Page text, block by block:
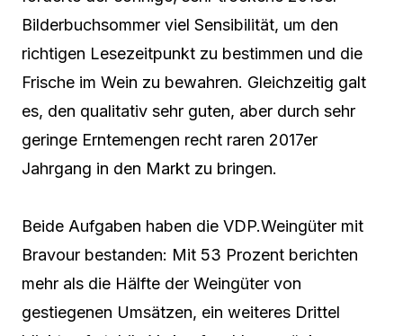
Bilderbuchsommer viel Sensibilität, um den
richtigen Lesezeitpunkt zu bestimmen und die
Frische im Wein zu bewahren. Gleichzeitig galt
es, den qualitativ sehr guten, aber durch sehr
geringe Erntemengen recht raren 2017er
Jahrgang in den Markt zu bringen.
Beide Aufgaben haben die VDP.Weingüter mit
Bravour bestanden: Mit 53 Prozent berichten
mehr als die Hälfte der Weingüter von
gestiegenen Umsätzen, ein weiteres Drittel